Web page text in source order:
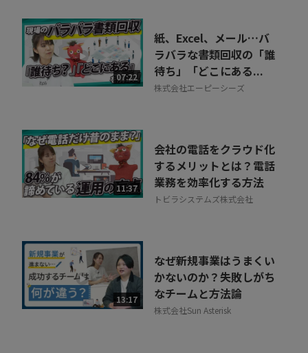
07:22
紙、Excel、メール…バ
ラバラな書類回収の「誰
待ち」「どこにある...
株式会社エーピーシーズ
11:37
会社の電話をクラウド化
するメリットとは？電話
業務を効率化する方法
トビラシステムズ株式会社
13:17
なぜ新規事業はうまくい
かないのか？失敗しがち
なチームと方法論
株式会社Sun Asterisk